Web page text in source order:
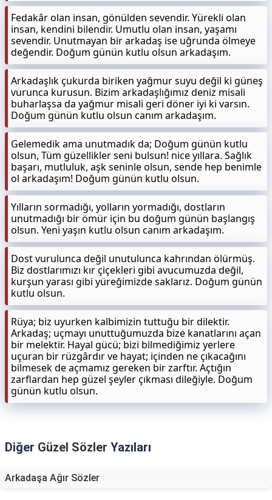
Fedakâr olan insan, gönülden sevendir. Yürekli olan
insan, kendini bilendir. Umutlu olan insan, yaşamı
sevendir. Unutmayan bir arkadaş ise uğrunda ölmeye
değendir. Doğum günün kutlu olsun arkadaşım.
Arkadaşlık çukurda biriken yağmur suyu değil ki güneş
vurunca kurusun. Bizim arkadaşlığımız deniz misali
buharlaşsa da yağmur misali geri döner iyi ki varsın.
Doğum günün kutlu olsun canım arkadaşım.
Gelemedik ama unutmadık da; Doğum günün kutlu
olsun, Tüm güzellikler seni bulsun! nice yıllara. Sağlık
başarı, mutluluk, aşk seninle olsun, sende hep benimle
ol arkadaşım! Doğum günün kutlu olsun.
Yılların sormadığı, yolların yormadığı, dostların
unutmadığı bir ömür için bu doğum günün başlangış
olsun. Yeni yaşın kutlu olsun canım arkadaşım.
Dost vurulunca değil unutulunca kahrından ölürmüş.
Biz dostlarımızı kır çiçekleri gibi avucumuzda değil,
kurşun yarası gibi yüreğimizde saklarız. Doğum günün
kutlu olsun.
Rüya; biz uyurken kalbimizin tuttuğu bir dilektir.
Arkadaş; uçmayı unuttuğumuzda bize kanatlarını açan
bir melektir. Hayal gücü; bizi bilmediğimiz yerlere
uçuran bir rüzgârdır ve hayat; içinden ne çıkacağını
bilmesek de açmamız gereken bir zarftır. Açtığın
zarflardan hep güzel şeyler çıkması dileğiyle. Doğum
günün kutlu olsun.
Diğer Güzel Sözler Yazıları
Arkadaşa Ağır Sözler